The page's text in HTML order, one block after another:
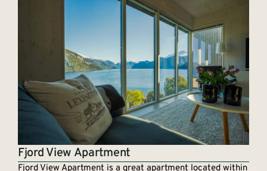
Fjord View Apartment
Fjord View Apartment is a great apartment located within